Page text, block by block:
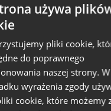
są ręcznie, dlatego ich
+/- 1 cm
zgodności produktu z
używa
pliki cookie,
do poprawnego
naszej strony. W
wyrażenia zgody
cookie, które możemy